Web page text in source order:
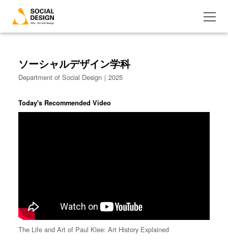
ソーシャルデザイン学科
Department of Social Design｜2025
Today's Recommended Video
The Life and Art of Paul Klee: Art History Explained